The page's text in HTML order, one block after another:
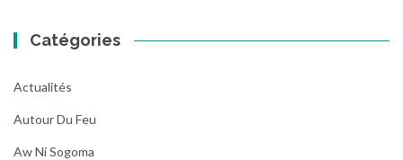
Catégories
Actualités
Autour Du Feu
Aw Ni Sogoma